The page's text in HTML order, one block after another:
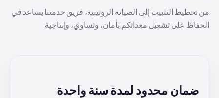
من تخطيط التثبيت إلى الصيانة الروتينية، فريق خدمتنا يساعد في
الحفاظ على تشغيل معداتكم بأمان، وتساوي، وإنتاجية.
ضمان محدود لمدة سنة واحدة